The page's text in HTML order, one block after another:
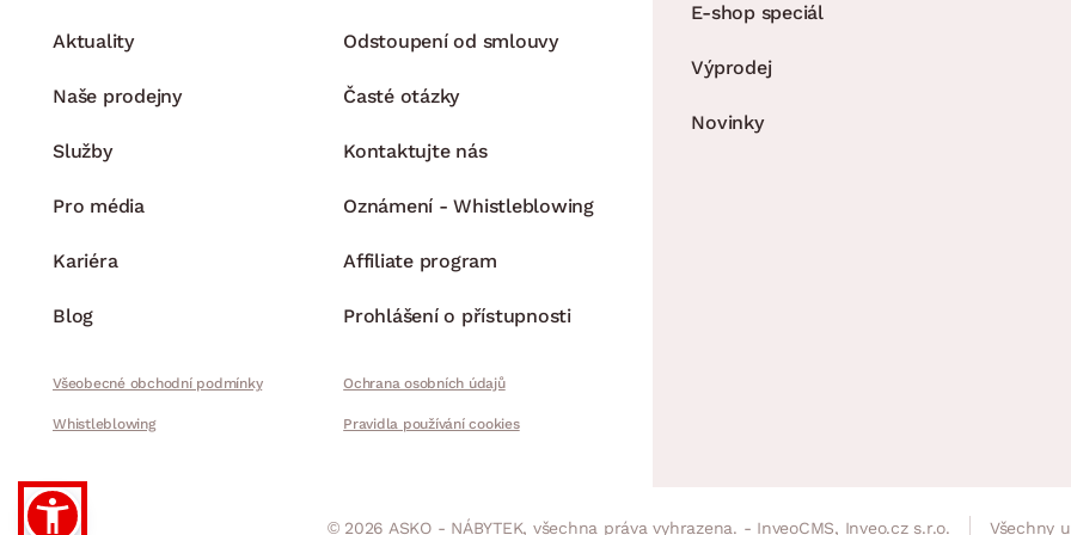
Aktuality
Naše prodejny
Služby
Pro média
Kariéra
Blog
Odstoupení od smlouvy
Časté otázky
Kontaktujte nás
Oznámení - Whistleblowing
Affiliate program
Prohlášení o přístupnosti
Všeobecné obchodní podmínky Ochrana osobních údajů
Whistleblowing Pravidla používání cookies
E-shop speciál
Výprodej
Novinky
© 2026 ASKO - NÁBYTEK, všechna práva vyhrazena. - InveoCMS, Inveo.cz s.r.o. Všechny